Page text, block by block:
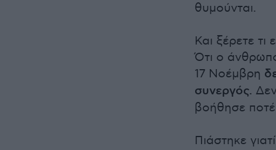
θυμούνται.
Και ξέρετε
Ότι ο
17 Νοέμβρη
συνεργός.
βοήθησε
Πιάστηκε γιατί